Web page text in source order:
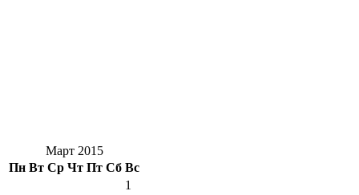
Март 2015
Пн Вт Ср Чт Пт Сб Вс
1